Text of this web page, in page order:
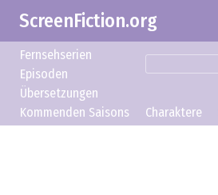
ScreenFiction.org
Fernsehserien
Episoden
Übersetzungen
Kommenden Saisons
Charaktere